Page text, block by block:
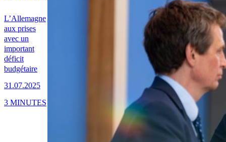
L’Allemagne
aux prises
avec un
important
déficit
budgétaire
31.07.2025
3 MINUTES